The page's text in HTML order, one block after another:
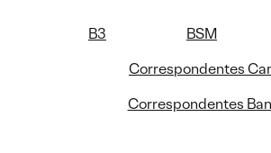
B3 BSM
Correspondentes
Correspondentes